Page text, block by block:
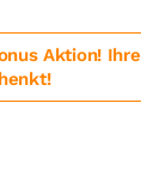
Aktion! Ihre